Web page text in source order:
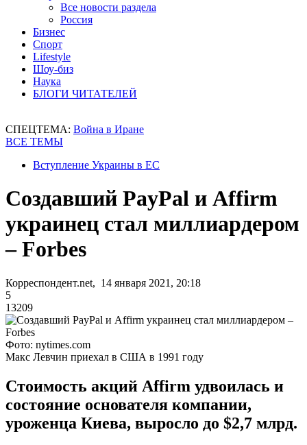
Все новости раздела
Россия
Бизнес
Спорт
Lifestyle
Шоу-биз
Наука
БЛОГИ ЧИТАТЕЛЕЙ
СПЕЦТЕМА: Война в Иране
ВСЕ ТЕМЫ
Вступление Украины в ЕС
Создавший PayPal и Affirm
украинец стал миллиардером
– Forbes
Корреспондент.net, 14 января 2021, 20:18
5
13209
Фото: nytimes.com
Макс Левчин приехал в США в 1991 году
Стоимость акций Affirm удвоилась и
состояние основателя компании,
уроженца Киева, выросло до $2,7 млрд.